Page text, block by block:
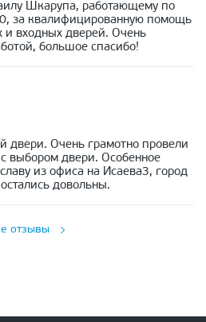
Шкарупа, работающему по
за квалифицированную помощь
и входных дверей. Очень
большое спасибо!
двери. Очень грамотно провели
выбором двери. Особенное
из офиса на Исаева3, город
довольны.
отзывы